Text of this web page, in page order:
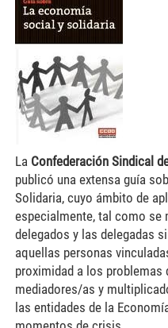
descarga.jpg
La Confederación Sindical
publicó una extensa guía
Solidaria, cuyo ámbito de
especialmente, tal como se
delegados y las delegadas
aquellas personas
proximidad a los problemas
mediadores/as y
las entidades de la